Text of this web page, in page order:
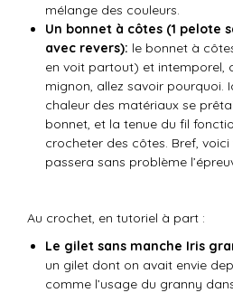
mélange des couleurs.
Un bonnet à côtes (1 pelote
avec revers): le bonnet à
en voit partout) et intemporel,
mignon, allez savoir pourquoi.
chaleur des matériaux se
bonnet, et la tenue du fil
crocheter des côtes. Bref,
passera sans problème
Au crochet, en tutoriel à part :
Le gilet sans manche Iris
un gilet dont on avait envie
comme l’usage du granny